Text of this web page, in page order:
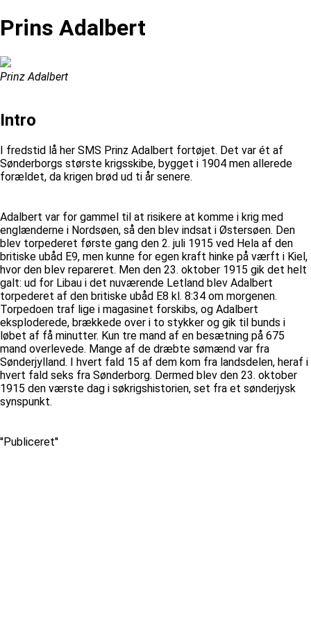
Prins Adalbert
Prinz Adalbert
Intro
I fredstid lå her SMS Prinz Adalbert fortøjet. Det var ét af
Sønderborgs største krigsskibe, bygget i 1904 men allerede
forældet, da krigen brød ud ti år senere.
Adalbert var for gammel til at risikere at komme i krig med
englænderne i Nordsøen, så den blev indsat i Østersøen. Den
blev torpederet første gang den 2. juli 1915 ved Hela af den
britiske ubåd E9, men kunne for egen kraft hinke på værft i Kiel,
hvor den blev repareret. Men den 23. oktober 1915 gik det helt
galt: ud for Libau i det nuværende Letland blev Adalbert
torpederet af den britiske ubåd E8 kl. 8:34 om morgenen.
Torpedoen traf lige i magasinet forskibs, og Adalbert
eksploderede, brækkede over i to stykker og gik til bunds i
løbet af få minutter. Kun tre mand af en besætning på 675
mand overlevede. Mange af de dræbte sømænd var fra
Sønderjylland. I hvert fald 15 af dem kom fra landsdelen, heraf i
hvert fald seks fra Sønderborg. Dermed blev den 23. oktober
1915 den værste dag i søkrigshistorien, set fra et sønderjysk
synspunkt.
''Publiceret''